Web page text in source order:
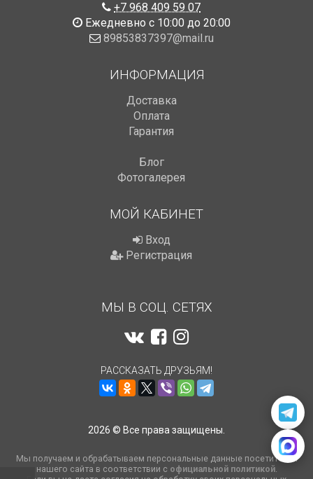
+7 968 409 59 07
Ежедневно с 10:00 до 20:00
89853837397@mail.ru
ИНФОРМАЦИЯ
Доставка
Оплата
Гарантия
Блог
Фотогалерея
МОЙ КАБИНЕТ
Вход
Регистрация
МЫ В СОЦ. СЕТЯХ
РАССКАЗАТЬ ДРУЗЬЯМ!
2026 © Все права защищены.
Мы получаем и обрабатываем персональные данные посетителей
нашего сайта в соответствии с официальной политикой.